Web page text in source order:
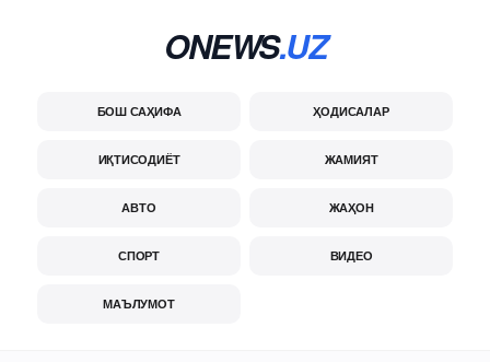
ONEWS.UZ
БОШ САҲИФА ҲОДИСАЛАР
ИҚТИСОДИЁТ ЖАМИЯТ
АВТО ЖАҲОН
СПОРТ ВИДЕО
МАЪЛУМОТ